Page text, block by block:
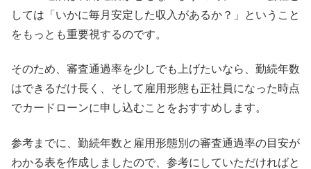
しては「いかに毎月安定した収入があるか？」ということ
をもっとも重要視するのです。
そのため、審査通過率を少しでも上げたいなら、勤続年数
はできるだけ長く、そして雇用形態も正社員になった時点
でカードローンに申し込むことをおすすめします。
参考までに、勤続年数と雇用形態別の審査通過率の目安が
わかる表を作成しましたので、参考にしていただければと